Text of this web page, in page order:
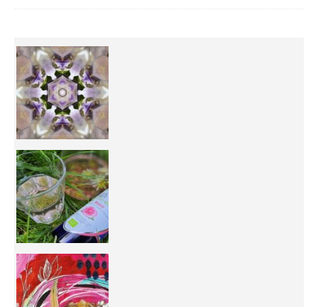
Inhabit your body and understand its